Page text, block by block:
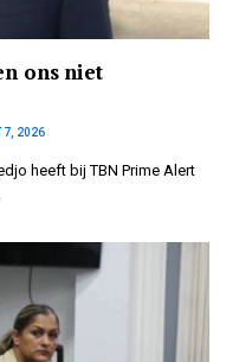
ons niet
7, 2026
heeft bij TBN Prime Alert